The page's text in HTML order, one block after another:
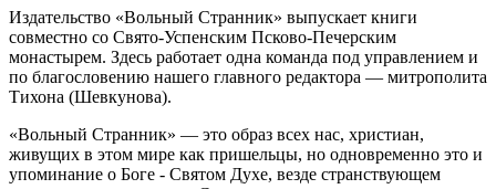
Издательство «Вольный Странник» выпускает книги
совместно со Свято-Успенским Псково-Печерским
монастырем. Здесь работает одна команда под управлением и
по благословению нашего главного редактора — митрополита
Тихона (Шевкунова).
«Вольный Странник» — это образ всех нас, христиан,
живущих в этом мире как пришельцы, но одновременно это и
упоминание о Боге - Святом Духе, везде странствующем